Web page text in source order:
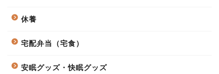
休養
宅配弁当（宅食）
安眠グッズ・快眠グッズ